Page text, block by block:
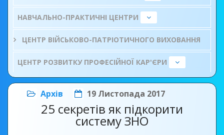
НАВЧАЛЬНО-ПРАКТИЧНІ ЦЕНТРИ
ЦЕНТР ВІЙСЬКОВО-ПАТРІОТИЧНОГО ВИХОВАННЯ
ЦЕНТР РОЗВИТКУ ПРОФЕСІЙНОЇ КАР'ЄРИ
Архів 19 Листопада 2017
25 секретів як підкорити
систему ЗНО